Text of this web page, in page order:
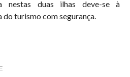
nestas duas ilhas deve-se à
turismo com segurança.